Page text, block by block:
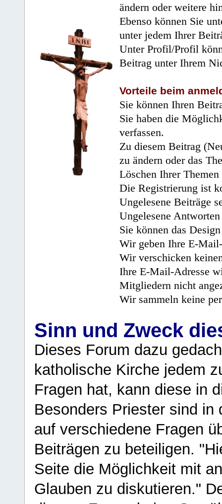
ändern oder weitere
Ebenso können Sie
unter jedem Ihrer
Unter Profil/Profil
Beitrag unter Ihrem
Vorteile beim
Sie können Ihren
Sie haben die
verfassen.
Zu diesem Beitrag
zu ändern oder das
Löschen Ihrer
Die Registrierung ist
Ungelesene Beiträge
Ungelesene
Sie können das
Wir geben Ihre E-
Wir verschicken
Ihre E-Mail-Adresse
Mitgliedern nicht
Wir sammeln keine
Sinn und Zweck
Dieses Forum dazu
katholische Kirche jedem
Fragen hat, kann diese in
Besonders Priester sind in
auf verschiedene Fragen
Beiträgen zu beteiligen.
Seite die Möglichkeit mit
Glauben zu diskutieren."